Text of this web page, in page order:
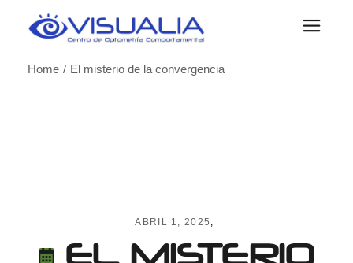
Home
El misterio de la convergencia
ABRIL 1, 2025
EL MISTERIO